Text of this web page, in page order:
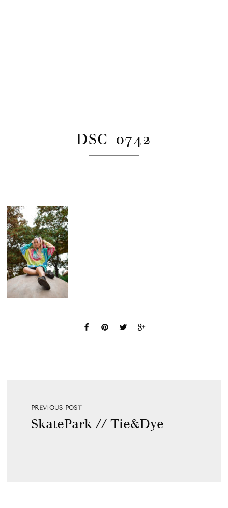
DSC_0742
PREVIOUS POST
SkatePark // Tie&Dye